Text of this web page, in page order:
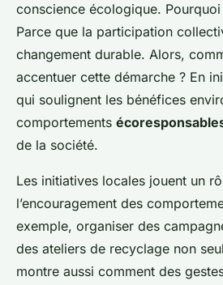
conscience écologique.
Parce que la participation
changement durable. Alors,
accentuer cette démarche ? En
qui soulignent les bénéfices
comportements
de la société.
Les initiatives locales jouent un
l’encouragement des
exemple, organiser des
des ateliers de recyclage non
montre aussi comment des